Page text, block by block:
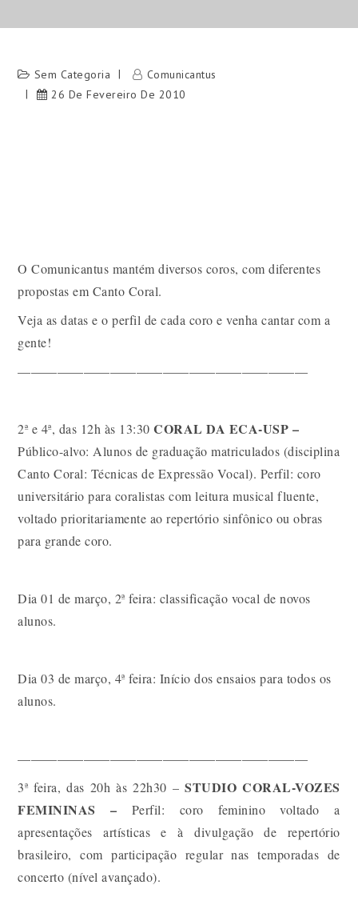
Sem Categoria
Comunicantus
26 De Fevereiro De 2010
O Comunicantus mantém diversos coros, com diferentes
propostas em Canto Coral.
Veja as datas e o perfil de cada coro e venha cantar com a
gente!
——————————————————————
2ª e 4ª, das 12h às 13:30CORAL DA ECA-USP –
Público-alvo: Alunos de graduação matriculados (disciplina
Canto Coral: Técnicas de Expressão Vocal). Perfil: coro
universitário para coralistas com leitura musical fluente,
voltado prioritariamente ao repertório sinfônico ou obras
para grande coro.
Dia 01 de março, 2ª feira: classificação vocal de novos
alunos.
Dia 03 de março, 4ª feira: Início dos ensaios para todos os
alunos.
——————————————————————
3ª feira, das 20h às 22h30 –STUDIO CORAL-VOZES
FEMININAS – Perfil: coro feminino voltado a
apresentações artísticas e à divulgação de repertório
brasileiro, com participação regular nas temporadas de
concerto (nível avançado).